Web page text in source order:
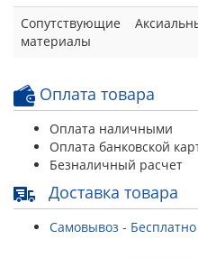
Сопутствующие
материалы
Оплата товара
Оплата наличными
Оплата банковской
Безналичный расчет
Доставка товара
Самовывоз - Бесплатно